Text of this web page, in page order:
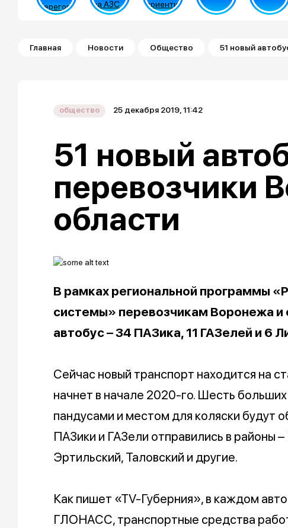
Строка навигации
Главная Новости Общество 51 новый
общество 25 декабря 2019, 11:42
51 новый
перевозчики
области
В рамках региональной программы
системы» перевозчикам Воронежа и
автобус – 34 ПАЗика, 11 ГАЗелей и 6
Сейчас новый транспорт находится на
начнет в начале 2020-го. Шесть
пандусами и местом для коляски будут
ПАЗики и ГАЗели отправились в районы
Эртильский, Таловский и другие.
Как пишет «ТV-Губерния», в каждом
ГЛОНАСС, транспортные средства